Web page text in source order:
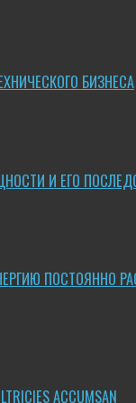
БИЗНЕСА
И ЕГО
ПОСТОЯННО
ACCUMSAN